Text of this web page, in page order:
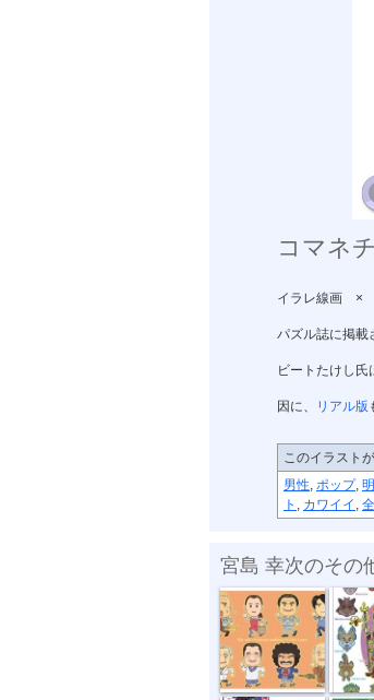
コマネ
イラレ線画 ×
パズル誌に掲載
ビートたけし氏
因に、 リアル版
このイラスト
男性, ポップ,
ト , カワイイ ,
宮島 幸次のその
「寅ファミリ... 「十二
「一発屋芸人... 黒木